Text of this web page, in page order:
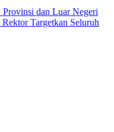
Provinsi dan Luar Negeri
Targetkan Seluruh